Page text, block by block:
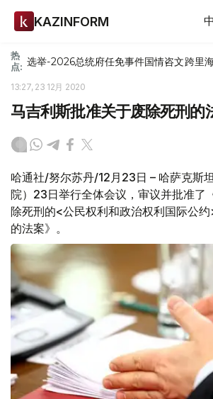
KAZINFORM
热
点: 选举-2026总统府任免事件国情咨文跨里
13:27, 23 12月 2020
马吉利斯批准关于废除死刑的
哈通社/努尔苏丹/12月23日 – 哈萨克斯
院）23日举行全体会议，审议并批准了
除死刑的<公民权利和政治权利国际公
的法案》。